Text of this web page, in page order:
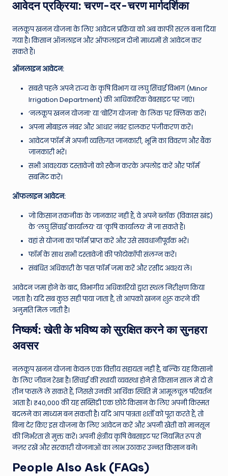
आवेदन प्रक्रिया: चरण-दर-चरण मार्गदर्शिका
नलकूप खनन योजना के लिए आवेदन प्रक्रिया को अब काफी सरल बना दिया
गया है। किसान ऑनलाइन और ऑफलाइन दोनों माध्यमों से आवेदन कर
सकते हैं।
ऑनलाइन आवेदन:
सबसे पहले अपने राज्य के कृषि विभाग या लघु सिंचाई विभाग (Minor
Irrigation Department) की आधिकारिक वेबसाइट पर जाएं।
‘नलकूप खनन योजना’ या ‘बोरिंग योजना’ के लिंक पर क्लिक करें।
अपना मोबाइल नंबर और आधार नंबर डालकर पंजीकरण करें।
आवेदन फॉर्म में अपनी व्यक्तिगत जानकारी, भूमि का विवरण और बैंक
जानकारी भरें।
सभी आवश्यक दस्तावेजों को स्कैन करके अपलोड करें और फॉर्म
सबमिट करें।
ऑफलाइन आवेदन:
जो किसान तकनीक के जानकार नहीं हैं, वे अपने ब्लॉक (विकास खंड)
के ‘लघु सिंचाई कार्यालय’ या ‘कृषि कार्यालय’ में जा सकते हैं।
वहां से योजना का फॉर्म प्राप्त करें और उसे सावधानीपूर्वक भरें।
फॉर्म के साथ सभी दस्तावेजों की फोटोकॉपी संलग्न करें।
संबंधित अधिकारी के पास फॉर्म जमा करें और रसीद अवश्य लें।
आवेदन जमा होने के बाद, विभागीय अधिकारियों द्वारा स्थल निरीक्षण किया
जाता है। यदि सब कुछ सही पाया जाता है, तो आपको खनन शुरू करने की
अनुमति मिल जाती है।
निष्कर्ष: खेती के भविष्य को सुरक्षित करने का सुनहरा
अवसर
नलकूप खनन योजना केवल एक वित्तीय सहायता नहीं है, बल्कि यह किसानों
के लिए जीवन रेखा है। सिंचाई की स्थायी व्यवस्था होने से किसान साल में दो से
तीन फसलें ले सकते हैं, जिससे उनकी आर्थिक स्थिति में आमूलचूल परिवर्तन
आता है। ₹40,000 की यह सब्सिडी एक छोटे किसान के लिए अपनी किस्मत
बदलने का माध्यम बन सकती है। यदि आप पात्रता शर्तों को पूरा करते हैं, तो
बिना देर किए इस योजना के लिए आवेदन करें और अपनी खेती को मानसून
की निर्भरता से मुक्त करें। अपनी क्षेत्रीय कृषि वेबसाइट पर नियमित रूप से
नज़र रखें और सरकारी योजनाओं का लाभ उठाकर उन्नत किसान बनें।
People Also Ask (FAQs)